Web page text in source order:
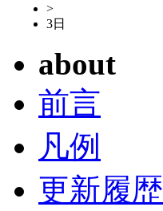
>
3日
about
前言
凡例
更新履歴